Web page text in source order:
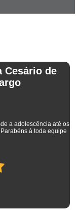
Cesário de
a adolescência até os
à toda equipe